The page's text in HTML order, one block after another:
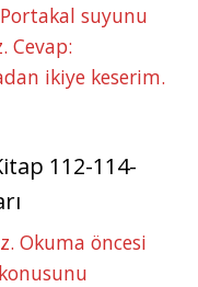
Portakal suyunu
Cevap:
ikiye keserim.
112-114-
Okuma öncesi